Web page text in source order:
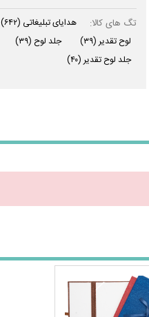
تگ های کالا: هدایای تبلیغاتی (۶۴۲)
لوح تقدیر(۳۹) جلد لوح (۳۹)
جلد لوح تقدیر(۴۰)